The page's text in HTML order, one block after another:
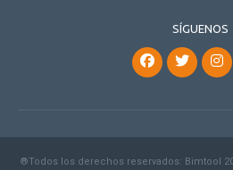
SÍGUENOS
®Todos los derechos reservados: Bimtool